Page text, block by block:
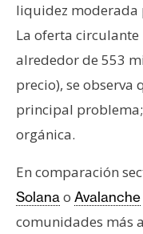
liquidez moderada
La oferta circulante
alrededor de 553
precio), se observa
principal
orgánica.
En comparación
Solana o Avalanche
comunidades más